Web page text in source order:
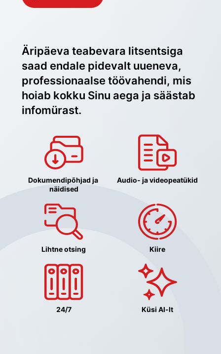
Äripäeva teabevara litsentsiga
saad endale pidevalt uueneva,
professionaalse töövahendi, mis
hoiab kokku Sinu aega ja säästab
infomürast.
Dokumendipõhjad ja
näidised
Audio- ja videopeatükid
Lihtne otsing Kiire
24/7 Küsi AI-lt